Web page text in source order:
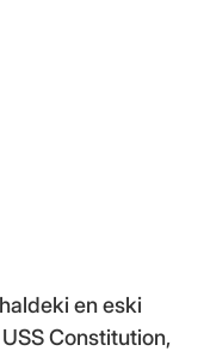
en eski
Constitution,